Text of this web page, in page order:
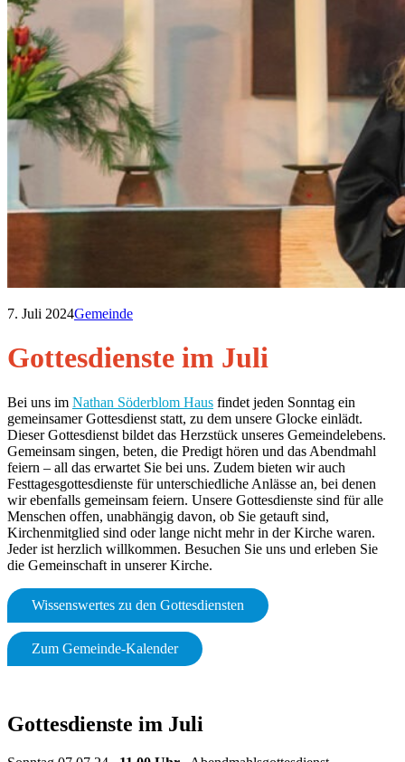
7. Juli 2024Gemeinde
Gottesdienste im Juli
Bei uns im Nathan Söderblom Haus findet jeden Sonntag ein
gemeinsamer Gottesdienst statt, zu dem unsere Glocke einlädt.
Dieser Gottesdienst bildet das Herzstück unseres Gemeindelebens.
Gemeinsam singen, beten, die Predigt hören und das Abendmahl
feiern – all das erwartet Sie bei uns. Zudem bieten wir auch
Festtagesgottesdienste für unterschiedliche Anlässe an, bei denen
wir ebenfalls gemeinsam feiern. Unsere Gottesdienste sind für alle
Menschen offen, unabhängig davon, ob Sie getauft sind,
Kirchenmitglied sind oder lange nicht mehr in der Kirche waren.
Jeder ist herzlich willkommen. Besuchen Sie uns und erleben Sie
die Gemeinschaft in unserer Kirche.
Wissenswertes zu den Gottesdiensten
Zum Gemeinde-Kalender
Gottesdienste im Juli